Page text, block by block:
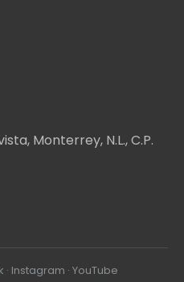
Monterrey, N.L., C.P.
· Instagram · YouTube